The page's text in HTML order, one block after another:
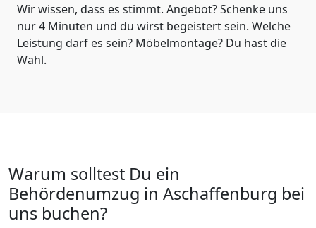
Wir wissen, dass es stimmt. Angebot? Schenke uns
nur 4 Minuten und du wirst begeistert sein. Welche
Leistung darf es sein? Möbelmontage? Du hast die
Wahl.
Warum solltest Du ein
Behördenumzug in Aschaffenburg bei
uns buchen?